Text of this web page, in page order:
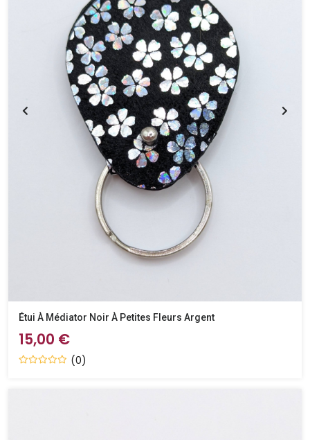
Étui À Médiator Noir À Petites Fleurs Argent
15,00 €
(0)